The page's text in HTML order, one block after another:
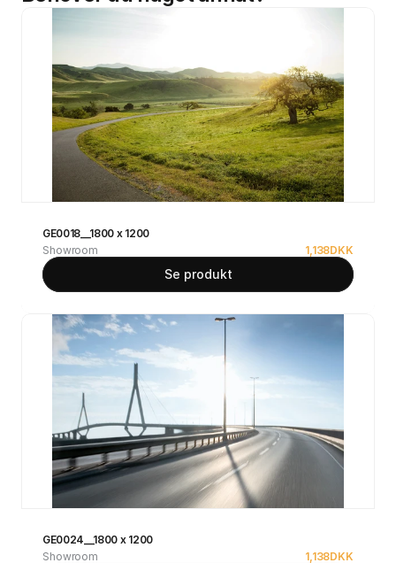
GE0018__1800 x 1200
Showroom
1,138DKK
Se produkt
GE0024__1800 x 1200
Showroom
1,138DKK